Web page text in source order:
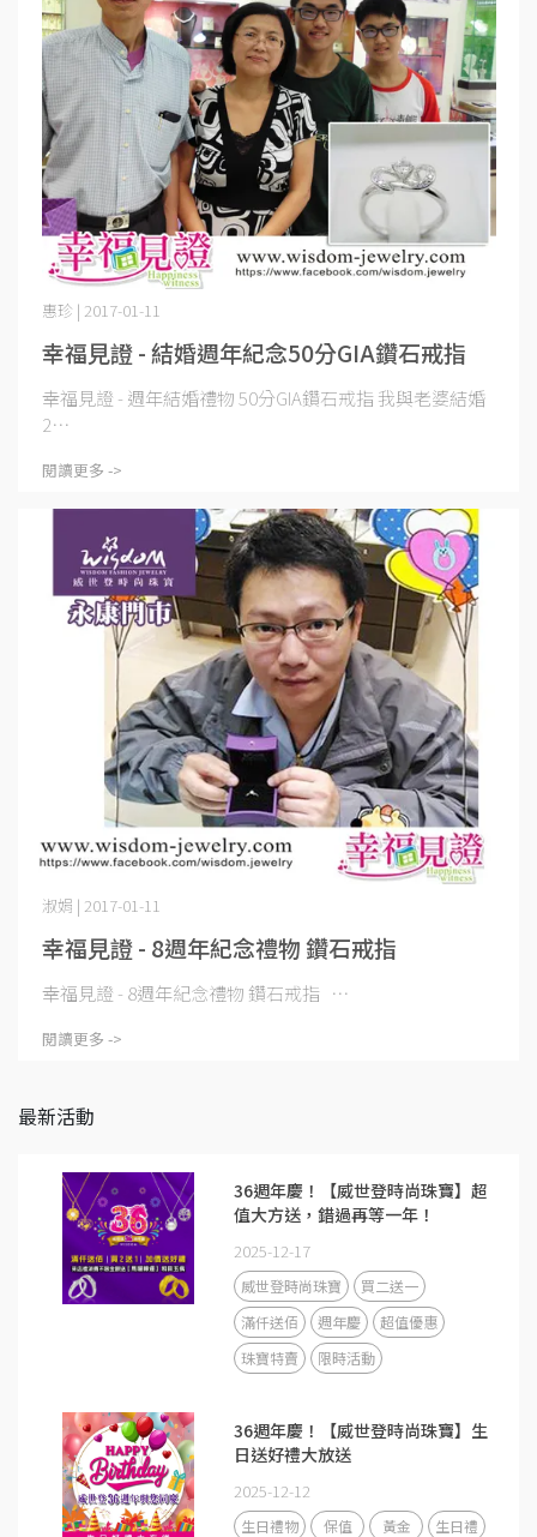
幸福見證 - 結婚週年紀念50分GIA鑽石戒指
惠珍 | 2017-01-11
幸福見證 - 週年結婚禮物 50分GIA鑽石戒指 我與老婆結婚
2⋯
閱讀更多 ->
幸福見證 - 8週年紀念禮物 鑽石戒指
淑娟 | 2017-01-11
幸福見證 - 8週年紀念禮物 鑽石戒指 ⋯
閱讀更多 ->
最新活動
36週年慶！【威世登時尚珠寶】超
值大方送，錯過再等一年！
2025-12-17
威世登時尚珠寶
買二送一
滿仟送佰
週年慶
超值優惠
珠寶特賣
限時活動
36週年慶！【威世登時尚珠寶】生
日送好禮大放送
2025-12-12
生日禮物 保值 黃金
生日禮